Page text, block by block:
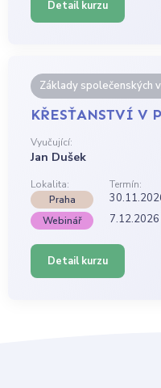
Detail kurzu
Základy společenských
KŘESŤANSTVÍ V
Vyučující:
Jan Dušek
Lokalita:
Termín:
Praha
Webinář 7.12.2026
Detail kurzu